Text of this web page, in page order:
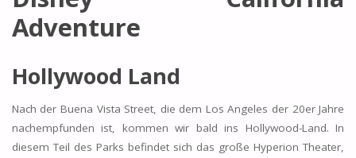
Adventure
Hollywood Land
Nach der Buena Vista Street, die dem Los Angeles der 20er Jahre
nachempfunden ist, kommen wir bald ins Hollywood-Land. In
diesem Teil des Parks befindet sich das große Hyperion Theater,